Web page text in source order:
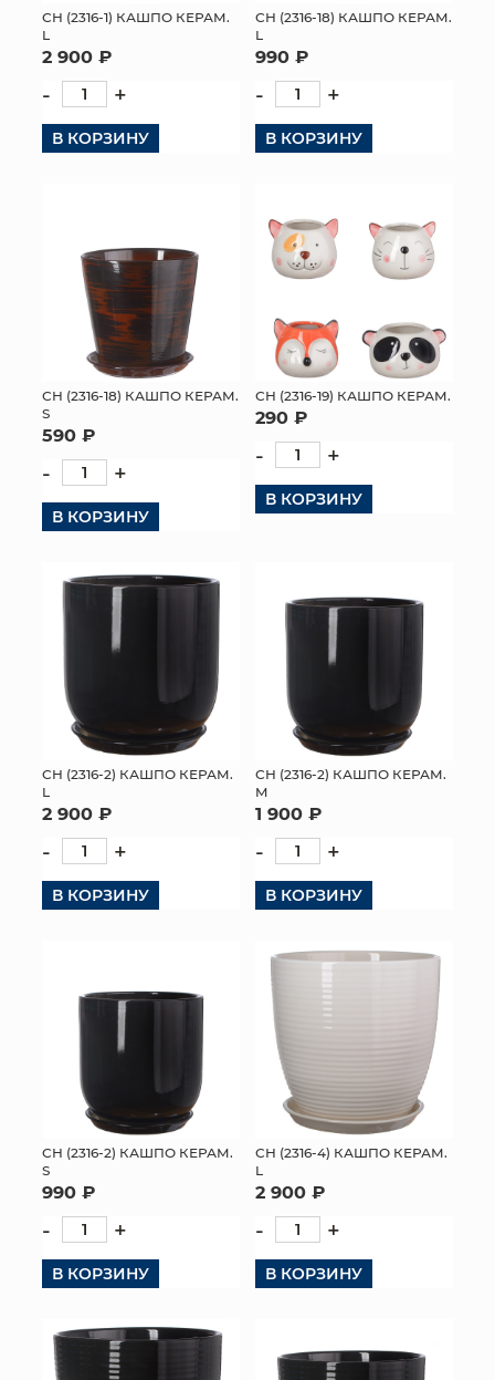
СН (2316-1) КАШПО КЕРАМ.
L
2 900 ₽
- +
В КОРЗИНУ
СН (2316-18) КАШПО КЕРАМ.
L
990 ₽
- +
В КОРЗИНУ
СН (2316-18) КАШПО КЕРАМ.
S
590 ₽
- +
В КОРЗИНУ
СН (2316-19) КАШПО КЕРАМ.
290 ₽
- +
В КОРЗИНУ
СН (2316-2) КАШПО КЕРАМ.
L
2 900 ₽
- +
В КОРЗИНУ
СН (2316-2) КАШПО КЕРАМ.
M
1 900 ₽
- +
В КОРЗИНУ
СН (2316-2) КАШПО КЕРАМ.
S
990 ₽
- +
В КОРЗИНУ
СН (2316-4) КАШПО КЕРАМ.
L
2 900 ₽
- +
В КОРЗИНУ